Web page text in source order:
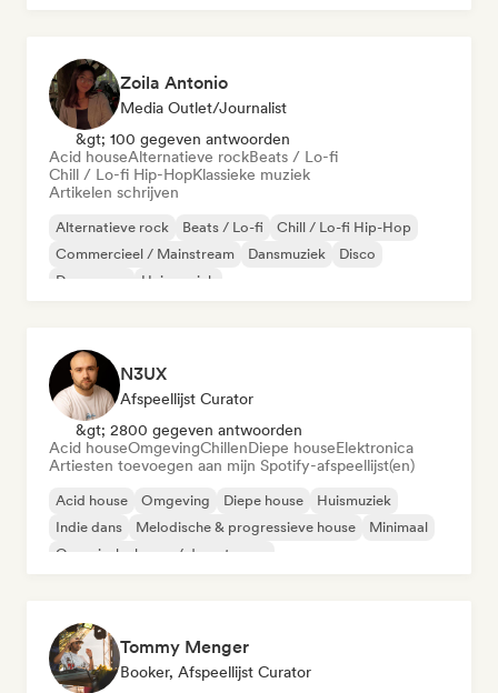
Zoila Antonio
Media Outlet/Journalist
&gt; 100 gegeven antwoorden
Acid houseAlternatieve rockBeats / Lo-fi
Chill / Lo-fi Hip-HopKlassieke muziek
Artikelen schrijven
Alternatieve rock Beats / Lo-fi
Chill / Lo-fi Hip-Hop
Commercieel / Mainstream
Dansmuziek
Disco
Droompop
Huismuziek
N3UX
Afspeellijst Curator
&gt; 2800 gegeven antwoorden
Acid houseOmgevingChillenDiepe houseElektronica
Artiesten toevoegen aan mijn Spotify-afspeellijst(en)
Acid house Omgeving Diepe house
Huismuziek
Indie dans
Melodische & progressieve house
Minimaal
Organische house / downtempo
Tommy Menger
Booker, Afspeellijst Curator